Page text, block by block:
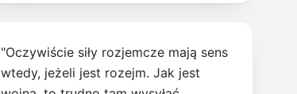
"Oczywiście siły rozjemcze mają sens
wtedy, jeżeli jest rozejm. Jak jest